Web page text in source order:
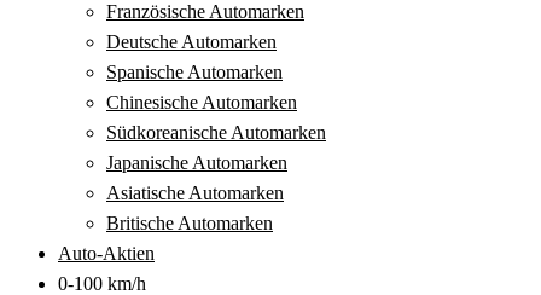
Französische Automarken
Deutsche Automarken
Spanische Automarken
Chinesische Automarken
Südkoreanische Automarken
Japanische Automarken
Asiatische Automarken
Britische Automarken
Auto-Aktien
0-100 km/h